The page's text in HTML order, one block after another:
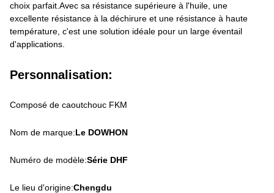
choix parfait.Avec sa résistance supérieure à l'huile, une
excellente résistance à la déchirure et une résistance à haute
température, c'est une solution idéale pour un large éventail
d'applications.
Personnalisation:
Composé de caoutchouc FKM
Nom de marque:Le DOWHON
Numéro de modèle:Série DHF
Le lieu d'origine:Chengdu